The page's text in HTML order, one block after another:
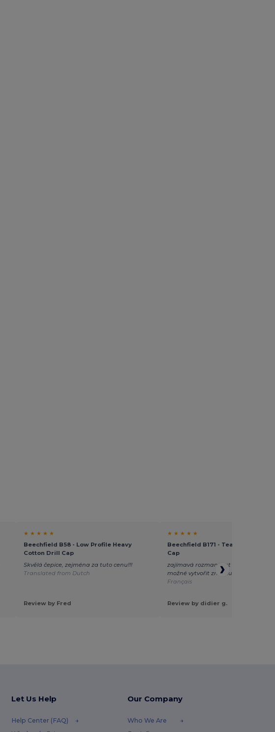
★ ★ ★ ★ ★
Beechfield B58 - Low Profile Heavy
Cotton Drill Cap
Skvělá čepice, zejména za tuto cenu!!!
Translated from Dutch
Review by Fred
★ ★ ★ ★ ★
Beechfield B171 - Teamwear
Cap
zajímavá rozmanitost tvarů a barev
možné vytvořit značku?
Français
Review by didier g.
Let Us Help
Help Center (FAQ)
Our Company
Who We Are